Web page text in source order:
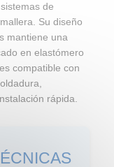
de
Su diseño
mantiene una
en elastómero
compatible con
rápida.